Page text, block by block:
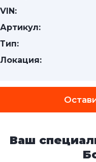
VIN:
Артикул:
Тип:
Локация:
Ваш